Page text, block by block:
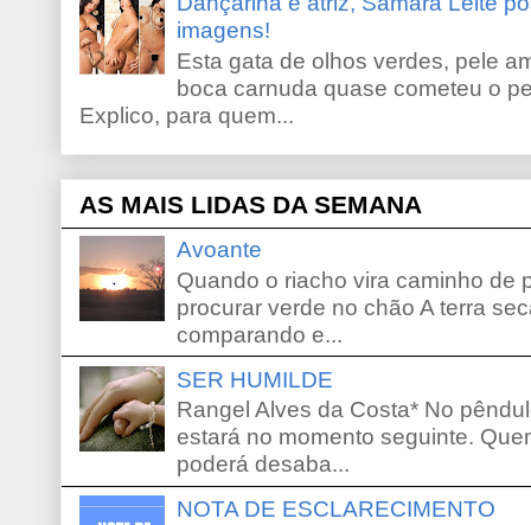
imagens!
Esta gata de olhos verdes, pele
boca carnuda quase cometeu o
Explico, para quem...
AS MAIS LIDAS DA SEMANA
Avoante
Quando o riacho vira caminho de
procurar verde no chão A terra
comparando e...
SER HUMILDE
Rangel Alves da Costa* No
estará no momento seguinte.
poderá desaba...
NOTA DE ESCLARECIMENTO